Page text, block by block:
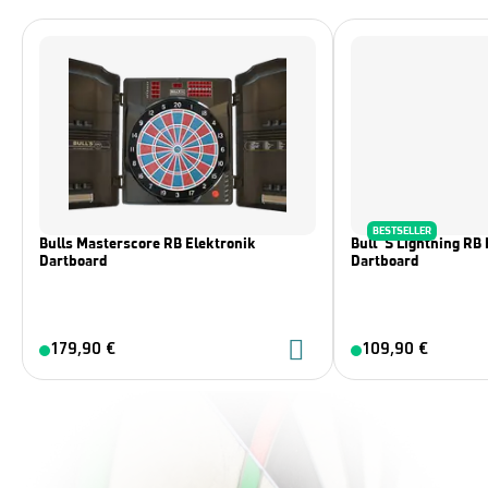
Bulls Masterscore RB Elektronik
Dartboard
179,90 €
BESTSELLER
Bull´s Lightning
Dartboard
109,90 €